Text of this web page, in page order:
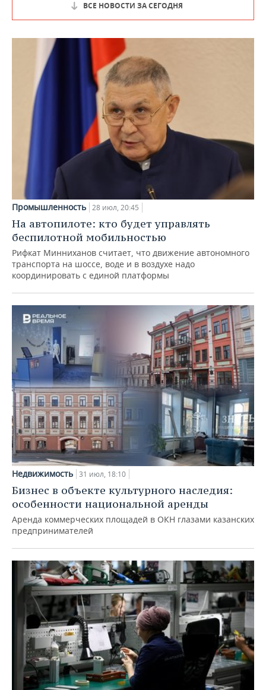
ВСЕ НОВОСТИ ЗА СЕГОДНЯ
Промышленность 28 июл, 20:45
На автопилоте: кто будет управлять
беспилотной мобильностью
Рифкат Минниханов считает, что движение автономного
транспорта на шоссе, воде и в воздухе надо
координировать с единой платформы
Недвижимость 31 июл, 18:10
Бизнес в объекте культурного наследия:
особенности национальной аренды
Аренда коммерческих площадей в ОКН глазами казанских
предпринимателей